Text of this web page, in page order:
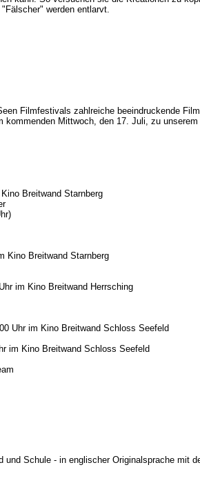
werden entlarvt.
Filmfestivals zahlreiche beeindruckende
Mittwoch, den 17. Juli, zu
Breitwand Starnberg
Kino Breitwand Starnberg
im Kino Breitwand Herrsching
Uhr im Kino Breitwand Schloss Seefeld
im Kino Breitwand Schloss Seefeld
Schule - in englischer Originalsprache mit